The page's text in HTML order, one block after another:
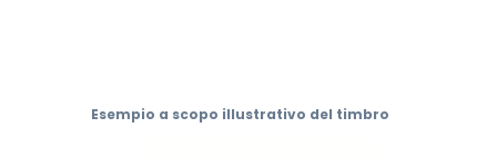
all'inizio
Esempio a scopo illustrativo del timbro